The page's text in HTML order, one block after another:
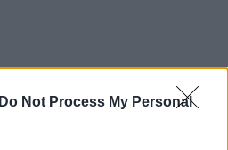
Do Not Process My Personal